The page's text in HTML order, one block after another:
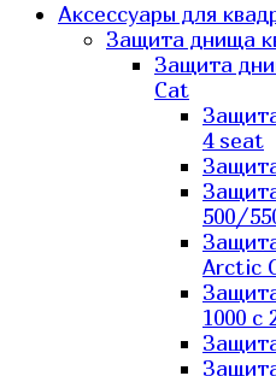
Аксессуары для
Защита днища
Защита
Cat
4 seat
500/
Arctic
1000 c